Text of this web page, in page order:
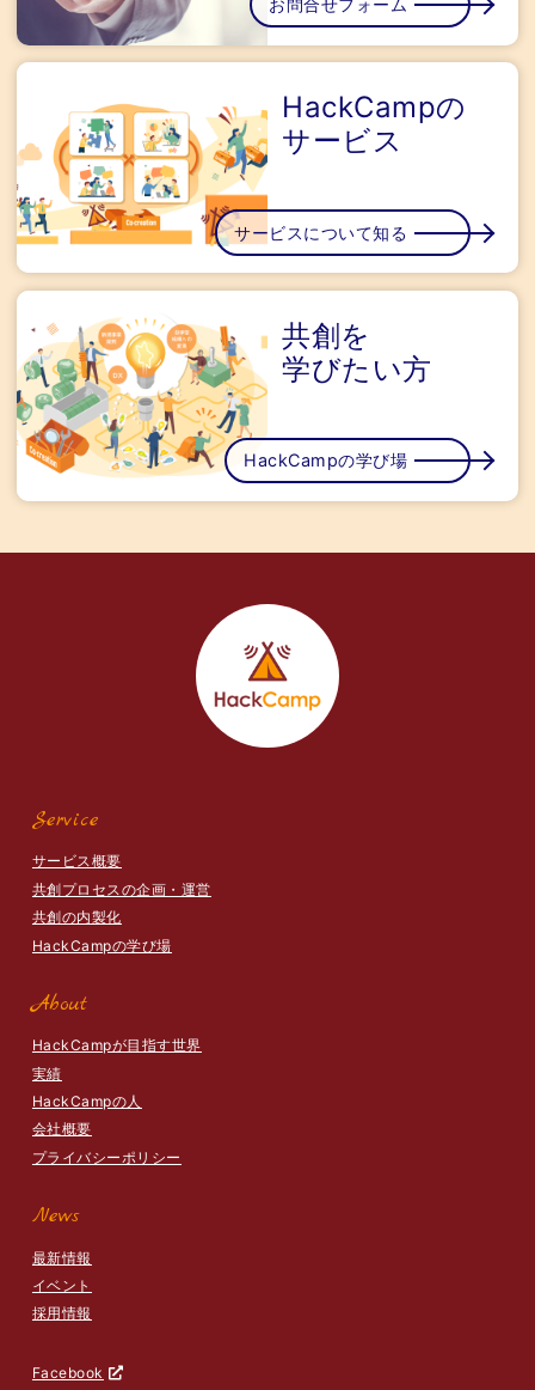
お問合せフォーム
HackCampの
サービス
サービスについて知る
共創を
学びたい方
HackCampの学び場
Service
サービス概要
共創プロセスの企画・運営
共創の内製化
HackCampの学び場
About
HackCampが目指す世界
実績
HackCampの人
会社概要
プライバシーポリシー
News
最新情報
イベント
採用情報
Facebook